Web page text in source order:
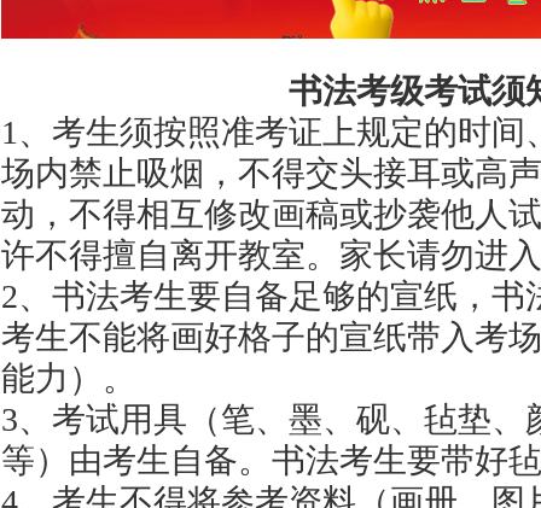
书法考级考试须
1、考生须按照准考证上规定的时间
场内禁止吸烟，不得交头接耳或高
动，不得相互修改画稿或抄袭他人
许不得擅自离开教室。家长请勿进
2、书法考生要自备足够的宣纸，书
考生不能将画好格子的宣纸带入考
能力）。
3、考试用具（笔、墨、砚、毡垫、
等）由考生自备。书法考生要带好